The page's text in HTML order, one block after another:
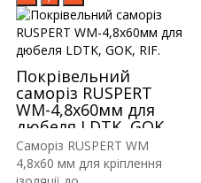
Покрівельний
саморіз RUSPERT
WM-4,8х60мм для
дюбеля LDTK, GOK,
RIF.
Саморіз RUSPERT WM
4,8х60 мм для кріплення